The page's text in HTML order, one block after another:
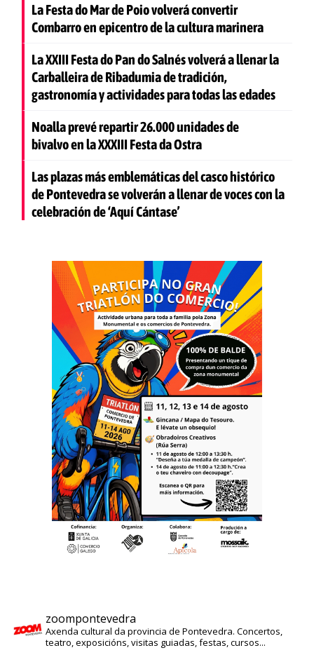
La Festa do Mar de Poio volverá convertir
Combarro en epicentro de la cultura marinera
La XXIII Festa do Pan do Salnés volverá a llenar la
Carballeira de Ribadumia de tradición,
gastronomía y actividades para todas las edades
Noalla prevé repartir 26.000 unidades de
bivalvo en la XXXIII Festa da Ostra
Las plazas más emblemáticas del casco histórico
de Pontevedra se volverán a llenar de voces con la
celebración de ‘Aquí Cántase’
zoompontevedra
Axenda cultural da provincia de Pontevedra. Concertos,
teatro, exposicións, visitas guiadas, festas, cursos...